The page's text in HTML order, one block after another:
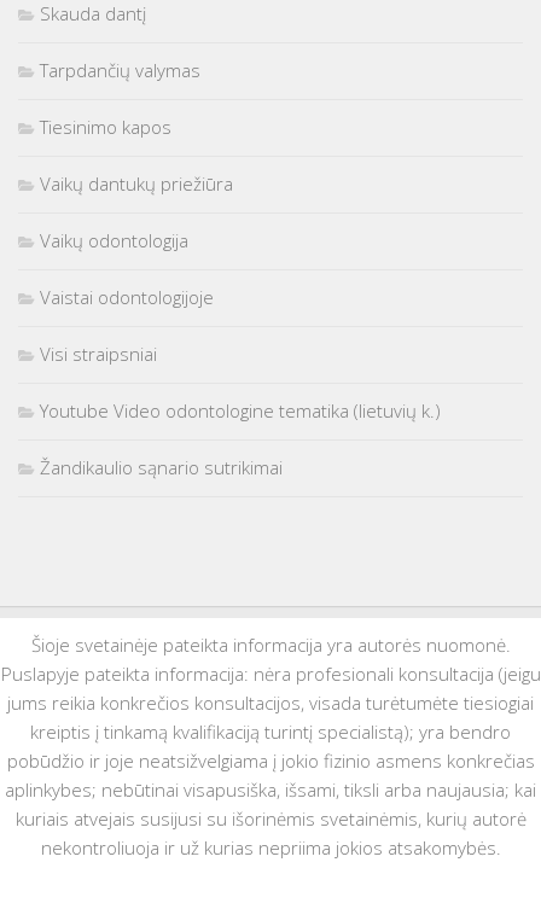
Skauda dantį
Tarpdančių valymas
Tiesinimo kapos
Vaikų dantukų priežiūra
Vaikų odontologija
Vaistai odontologijoje
Visi straipsniai
Youtube Video odontologine tematika (lietuvių k.)
Žandikaulio sąnario sutrikimai
Šioje svetainėje pateikta informacija yra autorės nuomonė.
Puslapyje pateikta informacija: nėra profesionali konsultacija (jeigu
jums reikia konkrečios konsultacijos, visada turėtumėte tiesiogiai
kreiptis į tinkamą kvalifikaciją turintį specialistą); yra bendro
pobūdžio ir joje neatsižvelgiama į jokio fizinio asmens konkrečias
aplinkybes; nebūtinai visapusiška, išsami, tiksli arba naujausia; kai
kuriais atvejais susijusi su išorinėmis svetainėmis, kurių autorė
nekontroliuoja ir už kurias nepriima jokios atsakomybės.